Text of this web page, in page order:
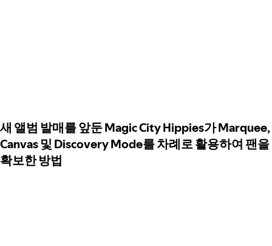
새 앨범 발매를 앞둔 Magic City Hippies가 Marquee,
Canvas 및 Discovery Mode를 차례로 활용하여 팬을
확보한 방법